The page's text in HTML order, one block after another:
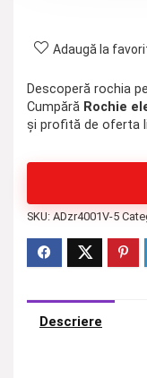
Adaugă la
Descoperă rochia
Cumpără Rochie
și profită de oferta
SKU: ADzr4001V-5
Descriere